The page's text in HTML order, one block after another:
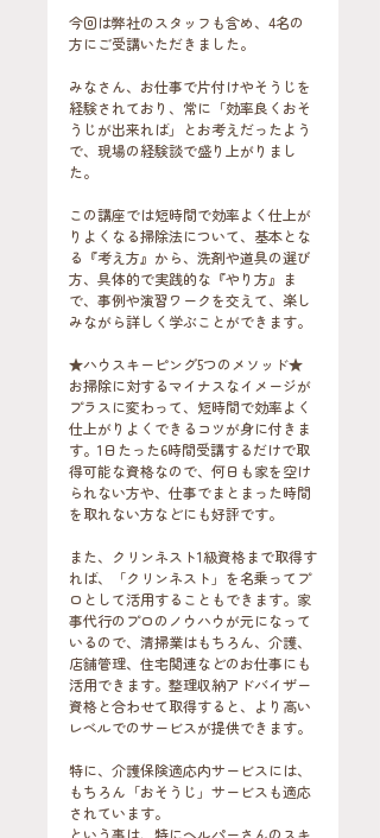
今回は弊社のスタッフも含め、4名の
方にご受講いただきました。
みなさん、お仕事で片付けやそうじを
経験されており、常に「効率良くおそ
うじが出来れば」とお考えだったよう
で、現場の経験談で盛り上がりまし
た。
この講座では短時間で効率よく仕上が
りよくなる掃除法について、基本とな
る『考え方』から、洗剤や道具の選び
方、具体的で実践的な『やり方』ま
で、事例や演習ワークを交えて、楽し
みながら詳しく学ぶことができます。
★ハウスキーピング5つのメソッド★
お掃除に対するマイナスなイメージが
プラスに変わって、短時間で効率よく
仕上がりよくできるコツが身に付きま
す。1日たった6時間受講するだけで取
得可能な資格なので、何日も家を空け
られない方や、仕事でまとまった時間
を取れない方などにも好評です。
また、クリンネスト1級資格まで取得す
れば、「クリンネスト」を名乗ってプ
ロとして活用することもできます。家
事代行のプロのノウハウが元になって
いるので、清掃業はもちろん、介護、
店舗管理、住宅関連などのお仕事にも
活用できます。整理収納アドバイザー
資格と合わせて取得すると、より高い
レベルでのサービスが提供できます。
特に、介護保険適応内サービスには、
もちろん「おそうじ」サービスも適応
されています。
という事は、特にヘルパーさんのスキ